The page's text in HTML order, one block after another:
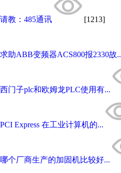
请教：485通讯 [1213]
求助ABB变频器ACS800报2330故
西门子plc和欧姆龙PLC使用有...
PCI Express 在工业计算机的...
哪个厂商生产的加固机比较好...